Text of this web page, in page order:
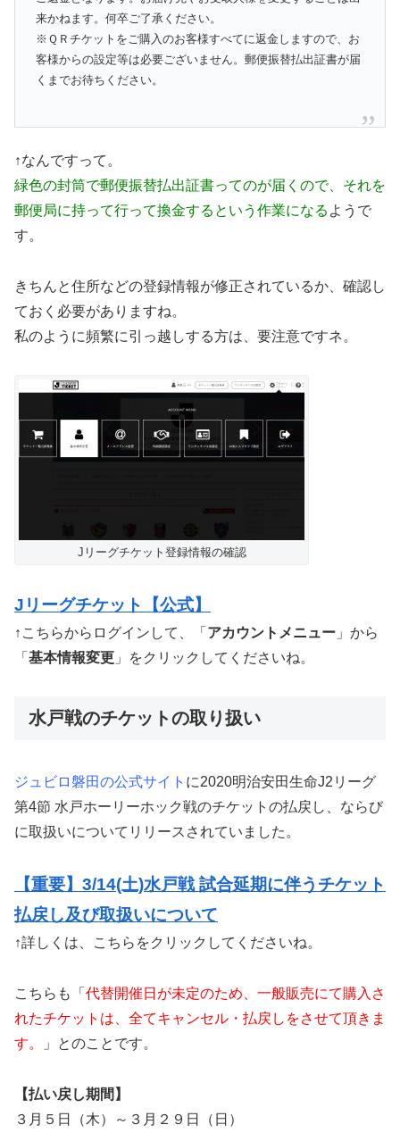
来かねます。何卒ご了承ください。
※ＱＲチケットをご購入のお客様すべてに返金しますので、お
客様からの設定等は必要ございません。郵便振替払出証書が届
くまでお待ちください。
↑なんですって。
緑色の封筒で郵便振替払出証書ってのが届くので、それを
郵便局に持って行って換金するという作業になる ようで
す。
きちんと住所などの登録情報が修正されているか、確認し
ておく必要がありますね。
私のように頻繁に引っ越しする方は、要注意ですネ。
Jリーグチケット登録情報の確認
Jリーグチケット【公式】
↑こちらからログインして、「 アカウントメニュー 」から
「 基本情報変更 」をクリックしてくださいね。
水戸戦のチケットの取り扱い
ジュビロ磐田の公式サイト に2020明治安田生命J2リーグ
第4節 水戸ホーリーホック戦のチケットの払戻し、ならび
に取扱いについてリリースされていました。
【重要】3/14(土)水戸戦 試合延期に伴うチケット
払戻し及び取扱いについて
↑詳しくは、こちらをクリックしてくださいね。
こちらも「 代替開催日が未定のため、一般販売にて購入さ
れたチケットは、全てキャンセル・払戻しをさせて頂きま
す。
」とのことです。
【払い戻し期間】
３月５日（木）～３月２９日（日）